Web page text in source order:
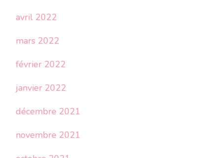
avril 2022
mars 2022
février 2022
janvier 2022
décembre 2021
novembre 2021